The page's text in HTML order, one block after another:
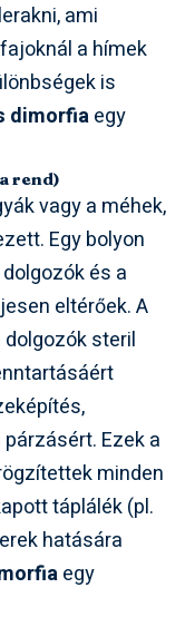
ami
a hímek
is
dimorfiaegy
rend)
vagy a méhek,
Egy bolyon
és a
eltérőek. A
steril
Ezek a
minden
táplálék (pl.
hatására
egy